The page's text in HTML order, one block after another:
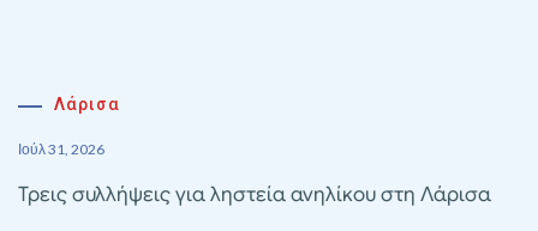
Λάρισα
Ιούλ 31, 2026
Τρεις συλλήψεις για ληστεία ανηλίκου στη Λάρισα